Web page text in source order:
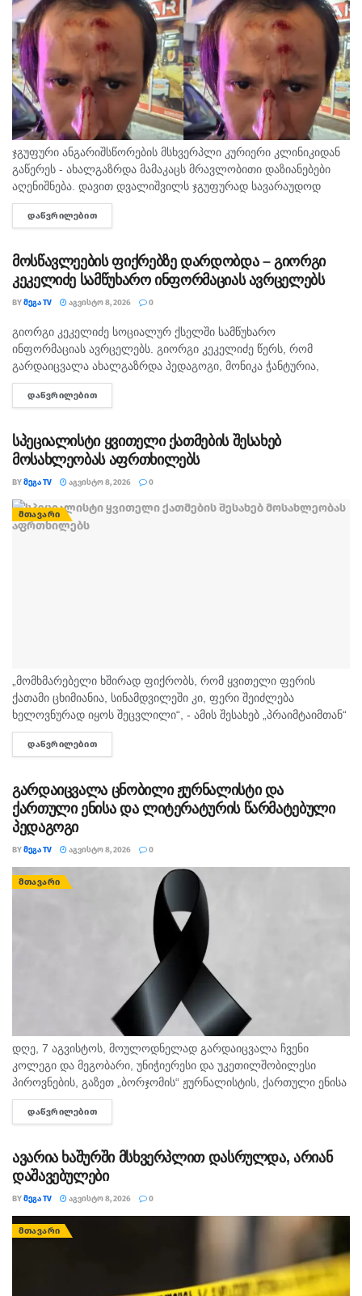
ჯგუფური ანგარიშსწორების მსხვერპლი კურიერი კლინიკიდან
გაწერეს - ახალგაზრდა მამაკაცს მრავლობითი დაზიანებები
აღენიშნება. დავით დვალიშვილს ჯგუფურად სავარაუდოდ
ხუთამდე მოზარდი გუშინ გაუსწორდა. ჯერ-ჯერობით
თავდამსხმელების დაკავების შესახებ ინფორმაცია არ
სამეთვალყურეო...
ᲓᲐᲬᲕᲠᲘᲚᲔᲑᲘᲗ
მოსწავლეების ფიქრებზე დარდობდა – გიორგი
კეკელიძე სამწუხარო ინფორმაციას ავრცელებს
BYᲛᲔᲒᲐ TV ᲐᲒᲕᲘᲡᲢᲝ 8, 2026 0
ᲛᲗᲐᲕᲐᲠᲘ
გიორგი კეკელიძე სოციალურ ქსელში სამწუხარო
ინფორმაციას ავრცელებს. გიორგი კეკელიძე წერს, რომ
გარდაიცვალა ახალგაზრდა პედაგოგი, მონიკა ჭანტურია,
რომელიც თავისი მოსწავლეების მიმართ განსაკუთრებული
სიყვარულით გამოირჩეოდა. „არასდროს მგონებია, რომ აქ,
ᲓᲐᲬᲕᲠᲘᲚᲔᲑᲘᲗ
სპეციალისტი ყვითელი ქათმების შესახებ
მოსახლეობას აფრთხილებს
BYᲛᲔᲒᲐ TV ᲐᲒᲕᲘᲡᲢᲝ 8, 2026 0
ᲛᲗᲐᲕᲐᲠᲘ
„მომხმარებელი ხშირად ფიქრობს, რომ ყვითელი ფერის
ქათამი ცხიმიანია, სინამდვილეში კი, ფერი შეიძლება
ხელოვნურად იყოს შეცვლილი“, - ამის შესახებ „პრაიმტაიმთან“
სურსათის უვნებლობის სპეციალისტი, ირაკლი არაბული
საუბრობს. „ბაზარი ითხოვს, რომ ქათამი იყოს...
ᲓᲐᲬᲕᲠᲘᲚᲔᲑᲘᲗ
გარდაიცვალა ცნობილი ჟურნალისტი და
ქართული ენისა და ლიტერატურის წარმატებული
პედაგოგი
BYᲛᲔᲒᲐ TV ᲐᲒᲕᲘᲡᲢᲝ 8, 2026 0
ᲛᲗᲐᲕᲐᲠᲘ
დღე, 7 აგვისტოს, მოულოდნელად გარდაიცვალა ჩვენი
კოლეგი და მეგობარი, უნიჭიერესი და უკეთილშობილესი
პიროვნების, გაზეთ „ბორჯომის“ ჟურნალისტის, ქართული ენისა
და ლიტერატურის პედაგოგი მონიკა ჭანტურია. "მეგა ტვ"
უდიდეს მწუხარებას გამოვხატავს მონიკა ჭანტურიას
ᲓᲐᲬᲕᲠᲘᲚᲔᲑᲘᲗ
ავარია ხაშურში მსხვერპლით დასრულდა, არიან
დაშავებულები
BYᲛᲔᲒᲐ TV ᲐᲒᲕᲘᲡᲢᲝ 8, 2026 0
ᲛᲗᲐᲕᲐᲠᲘ